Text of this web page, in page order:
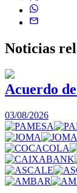
Noticias
Acuerdo
03/08/2026